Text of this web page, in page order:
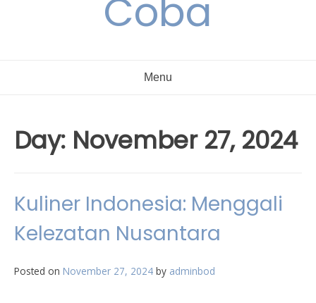
Coba
Menu
Day: November 27, 2024
Kuliner Indonesia: Menggali
Kelezatan Nusantara
Posted on November 27, 2024 by adminbod